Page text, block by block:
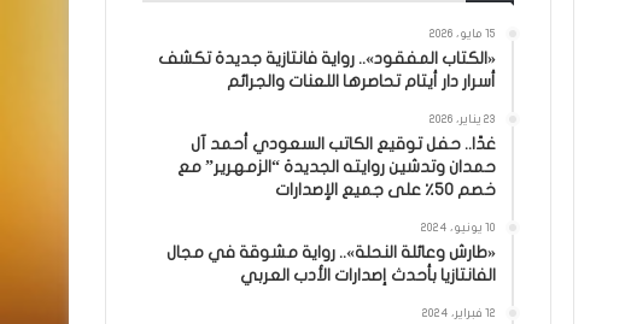
15 مايو، 2026
«الكتاب المفقود».. رواية فانتازية جديدة تكشف
أسرار دار أيتام تحاصرها اللعنات والجرائم
23 يناير، 2026
غدًا.. حفل توقيع الكاتب السعودي أحمد آل
حمدان وتدشين روايته الجديدة “الزمهرير” مع
خصم 50٪ على جميع الإصدارات
10 يونيو، 2024
«طارش وعائلة النحلة».. رواية مشوقة في مجال
الفانتازيا بأحدث إصدارات الأدب العربي
12 فبراير، 2024